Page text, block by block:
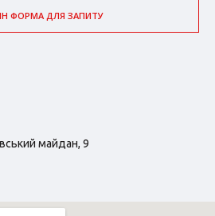
ФОРМА ДЛЯ ЗАПИТУ
майдан, 9